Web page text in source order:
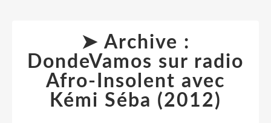
➤ Archive :
DondeVamos sur radio
Afro-Insolent avec
Kémi Séba (2012)